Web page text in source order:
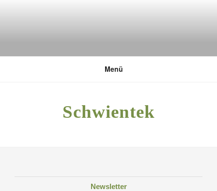
DEUTSCHE UMWELTSTIFTUNG
Menü
Schwientek
Newsletter